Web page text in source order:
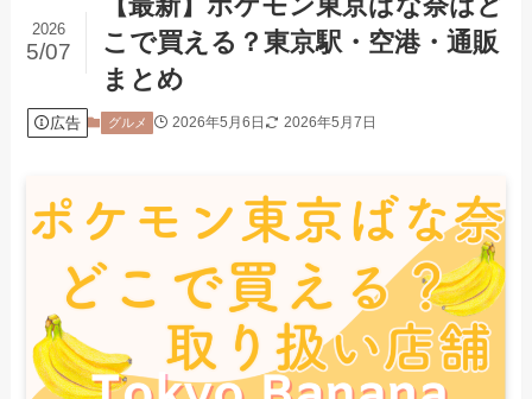
こで買える？東京駅・空港・通販
まとめ
2026
5/07
広告 グルメ 2026年5月6日 2026年5月7日